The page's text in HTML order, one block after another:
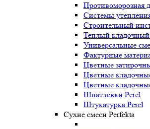
Противоморозная
Системы
Строительный
Теплый кладочный
Универсальные
Фактурные
Цветные
Цветные
Цветные
Шпатлевки Perel
Штукатурка Perel
Сухие смеси Perfekta